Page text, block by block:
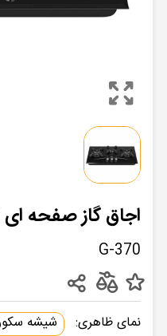
اجاق گاز صفحه ای G 370 سیمر
G-370
نمای ظاهری: شیشه